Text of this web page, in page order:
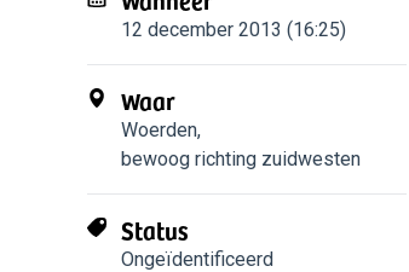
12 december 2013 (16:25)
Waar
Woerden,
bewoog richting zuidwesten
Status
Ongeïdentificeerd